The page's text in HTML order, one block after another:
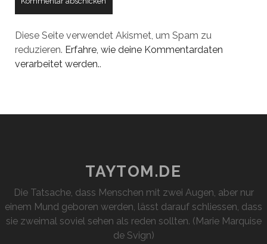
Diese Seite verwendet Akismet, um Spam zu
reduzieren. Erfahre, wie deine Kommentardaten
verarbeitet werden..
TAYTOM.DE
Die Tatsache, dass Menschen mit zwei Augen, aber nur
einem Mund geboren werden, lässt darauf schliessen, dass
sie zweimal soviel sehen als reden sollten. (Marie Marquise
de Svign)